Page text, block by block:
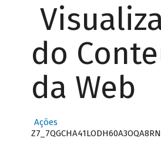
do
da Web
Ações